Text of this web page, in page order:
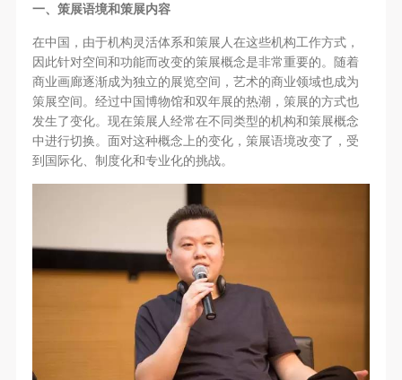
一、策展语境和策展内容
在中国，由于机构灵活体系和策展人在这些机构工作方式，
因此针对空间和功能而改变的策展概念是非常重要的。随着
商业画廊逐渐成为独立的展览空间，艺术的商业领域也成为
策展空间。经过中国博物馆和双年展的热潮，策展的方式也
发生了变化。现在策展人经常在不同类型的机构和策展概念
中进行切换。面对这种概念上的变化，策展语境改变了，受
到国际化、制度化和专业化的挑战。
同下参观。
第四条
参加活动者在此次活动期间的人身安全责任自负。鼓
励参加者自行购买人身安全保险。活动中一旦出现事
故，活动中任何非事故当事人及美术馆将不承担人身
事故的任何责任，但有互相援助的义务。参加活动的
成员应当积极主动的组织实施救援工作，但对事故本
的人身安全不负有民事及相关连带责任。
第五条
参加活动者在此次活动期间应主动遵守美术馆活动秩
序、维护美术馆场地及展示、展览、馆藏艺术作品及
衍生品的安全。活动中一旦因个人原因造成美术馆场
地、空间、艺术品、衍生品等受到不同程度的损失、
破坏。活动中任何非事故当事人及美术馆将不承担相
同下参观。
第四条
参加活动者在此次活动期间的人身安全责任自负。鼓
励参加者自行购买人身安全保险。活动中一旦出现事
故，活动中任何非事故当事人及美术馆将不承担人身
事故的任何责任，但有互相援助的义务。参加活动的
成员应当积极主动的组织实施救援工作，但对事故本
的人身安全不负有民事及相关连带责任。
第五条
参加活动者在此次活动期间应主动遵守美术馆活动秩
序、维护美术馆场地及展示、展览、馆藏艺术作品及
衍生品的安全。活动中一旦因个人原因造成美术馆场
地、空间、艺术品、衍生品等受到不同程度的损失、
破坏。活动中任何非事故当事人及美术馆将不承担相
同下参观。
第四条
参加活动者在此次活动期间的人身安全责任自负。鼓
励参加者自行购买人身安全保险。活动中一旦出现事
故，活动中任何非事故当事人及美术馆将不承担人身
事故的任何责任，但有互相援助的义务。参加活动的
成员应当积极主动的组织实施救援工作，但对事故本
的人身安全不负有民事及相关连带责任。
第五条
参加活动者在此次活动期间应主动遵守美术馆活动秩
序、维护美术馆场地及展示、展览、馆藏艺术作品及
衍生品的安全。活动中一旦因个人原因造成美术馆场
地、空间、艺术品、衍生品等受到不同程度的损失、
破坏。活动中任何非事故当事人及美术馆将不承担相